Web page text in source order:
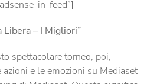
in-feed”]
Libera – I Migliori”
spettacolare torneo, poi,
e le emozioni su Mediaset